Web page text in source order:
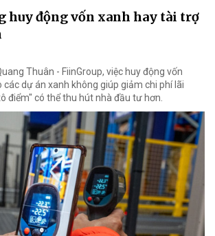
huy động vốn xanh hay tài trợ
Thuân - FiinGroup, việc huy động vốn
dự án xanh không giúp giảm chi phí lãi
điểm" có thể thu hút nhà đầu tư hơn.